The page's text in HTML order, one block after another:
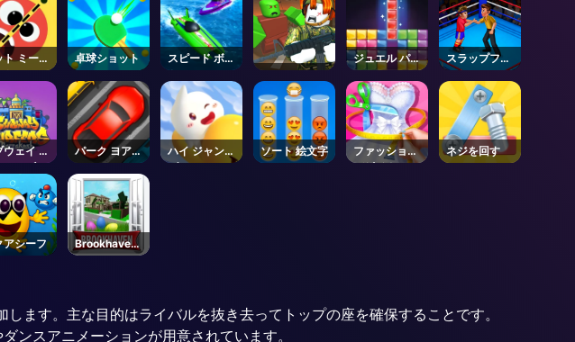
ト ミー
ト
卓球ショット
スピード ボー
ト
ジュエル パズ
ル
スラップフェ
スト
ウェイ サ
ァーズ マ
ュ
パーク ヨア
カー
ハイ ジャンプ
ゲーム
ソート 絵文字
ファッション
デザイナー
ネジを回す
アシーフ
Brookhaven
🏡RP -
ます。主な目的はライバルを抜き去ってトップの座を確保することです。
ンスアニメーションが用意されています。